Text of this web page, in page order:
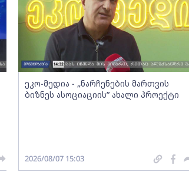
ეკო-მედია - „ნარჩენების მართვის
ბიზნეს ასოციაციის” ახალი პროექტი
2026/08/07 15:03